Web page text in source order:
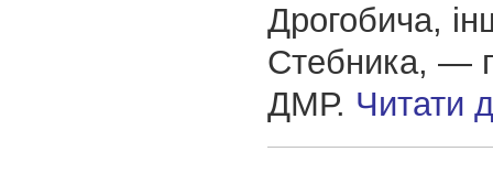
Дрогобича,
Стебника, —
ДМР. Читати